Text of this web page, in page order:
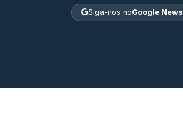
Siga-nos noGoogle News